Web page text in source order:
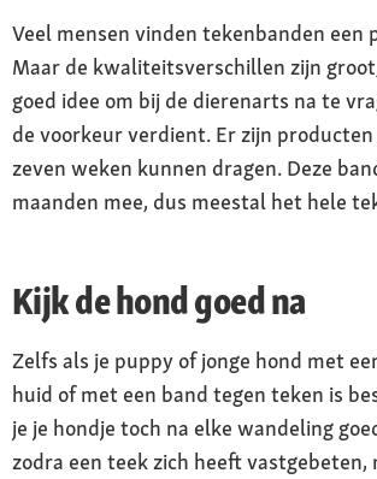
Veel mensen vinden tekenbanden een
Maar de kwaliteitsverschillen zijn
goed idee om bij de dierenarts na te
de voorkeur verdient. Er zijn
zeven weken kunnen dragen. Deze
maanden mee, dus meestal het hele
Kijk de hond goed na
Zelfs als je puppy of jonge hond met
huid of met een band tegen teken is
je je hondje toch na elke wandeling
zodra een teek zich heeft vastgebeten,